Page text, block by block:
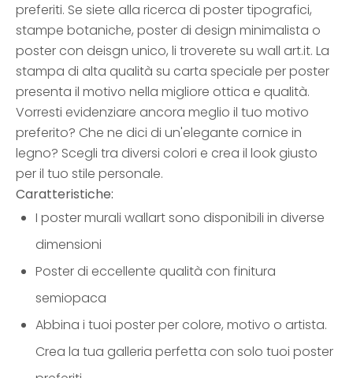
preferiti. Se siete alla ricerca di poster tipografici,
stampe botaniche, poster di design minimalista o
poster con deisgn unico, li troverete su wall art.it. La
stampa di alta qualità su carta speciale per poster
presenta il motivo nella migliore ottica e qualità.
Vorresti evidenziare ancora meglio il tuo motivo
preferito? Che ne dici di un'elegante cornice in
legno? Scegli tra diversi colori e crea il look giusto
per il tuo stile personale.
Caratteristiche:
I poster murali wallart sono disponibili in diverse
dimensioni
Poster di eccellente qualità con finitura
semiopaca
Abbina i tuoi poster per colore, motivo o artista.
Crea la tua galleria perfetta con solo tuoi poster